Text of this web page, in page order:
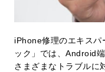
iPhone修理のエキスパ
ック」では、Android
さまざまなトラブルに